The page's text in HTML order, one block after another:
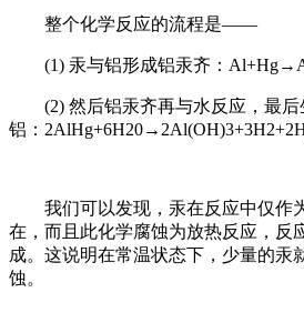
整个化学反应的流程是——
(1) 汞与铝形成铝汞齐：
(2) 然后铝汞齐再与水反应，最
铝：
我们可以发现，汞在反应中仅作
在，而且此化学腐蚀为放热反应，反
成。这说明在常温状态下，少量的汞
蚀。